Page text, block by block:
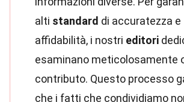
alti standard di accuratezza e
affidabilità, i nostri editori
esaminano meticolosamente
contributo. Questo processo
che i fatti che condividiamo